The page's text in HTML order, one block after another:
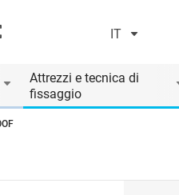
IT
Attrezzi e tecnica di
fissaggio